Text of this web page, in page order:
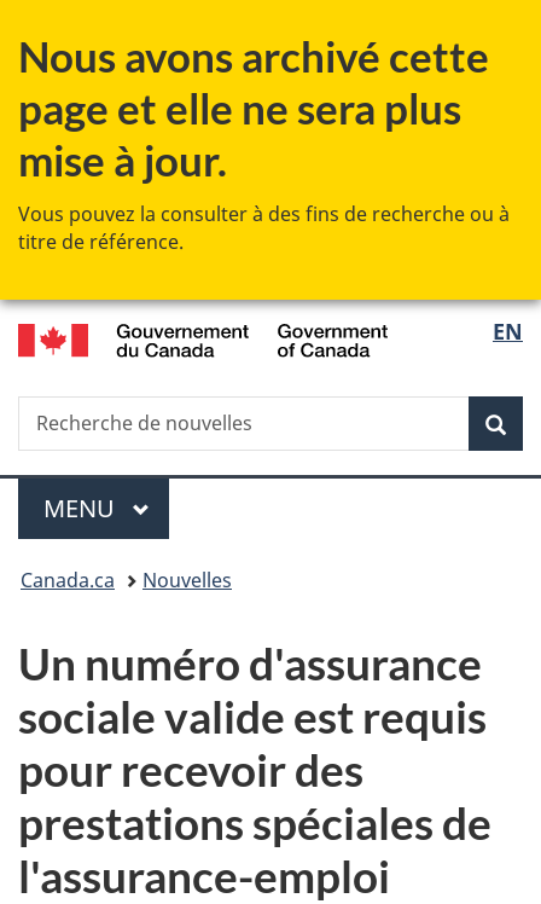
Nous avons archivé cette
page et elle ne sera plus
mise à jour.
Vous pouvez la consulter à des fins de recherche ou à
titre de référence.
au
principal
à
Au
»
à
version
de
la
EN
Recherche
Recherche
de
Menu
MENU PRINCIPAL
Vous
ici :
Canada.ca Nouvelles
Un numéro d'assurance
sociale valide est requis
pour recevoir des
prestations spéciales de
l'assurance-emploi